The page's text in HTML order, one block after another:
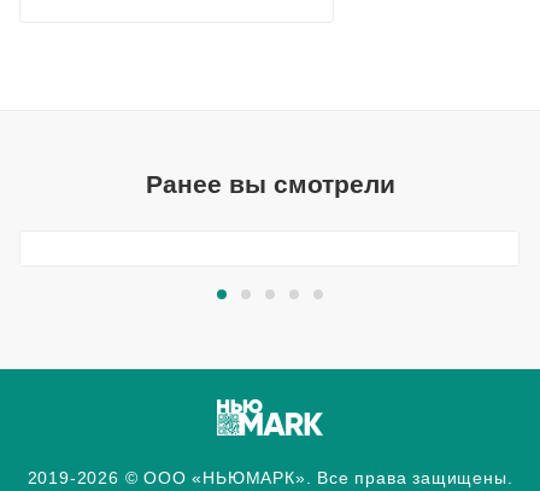
Ранее вы смотрели
2019-2026 © ООО «НЬЮМАРК». Все права защищены.